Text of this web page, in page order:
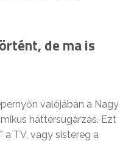
de ma is
valójában a Nagy
háttérsugárzás. Ezt
a TV, vagy sistereg a